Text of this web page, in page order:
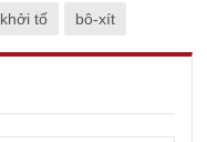
khởi tố bô-xít